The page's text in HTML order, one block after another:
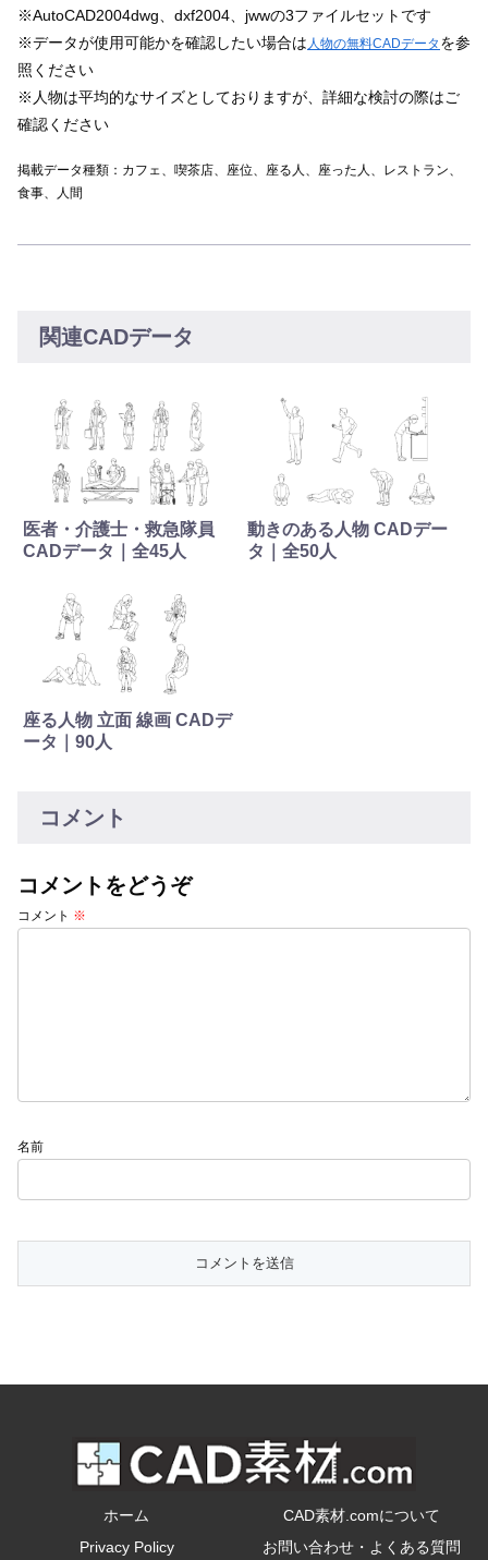
※AutoCAD2004dwg、dxf2004、jwwの3ファイルセットです
※データが使用可能かを確認したい場合は 人物の無料CADデータ を参
照ください
※人物は平均的なサイズとしておりますが、詳細な検討の際はご
確認ください
掲載データ種類：カフェ、喫茶店、座位、座る人、座った人、レストラン、
食事、人間
関連CADデータ
医者・介護士・救急隊員
CADデータ｜全45人
動きのある人物 CADデー
タ｜全50人
座る人物 立面 線画 CADデ
ータ｜90人
コメント
コメントをどうぞ
コメント ※
名前
ホーム
CAD素材.comについて
Privacy Policy
お問い合わせ・よくある質問